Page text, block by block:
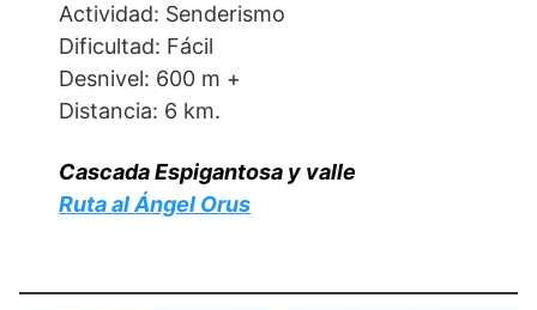
Actividad: Senderismo
Dificultad: Fácil
Desnivel: 600 m +
Distancia: 6 km.
Cascada Espigantosa y valle
Ruta al Ángel Orus